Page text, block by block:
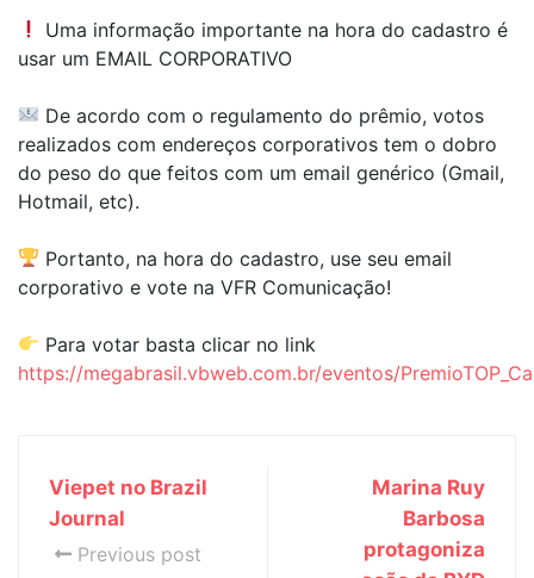
Uma informação importante na hora do cadastro é
usar um EMAIL CORPORATIVO
De acordo com o regulamento do prêmio, votos
realizados com endereços corporativos tem o dobro
do peso do que feitos com um email genérico (Gmail,
Hotmail, etc).
Portanto, na hora do cadastro, use seu email
corporativo e vote na VFR Comunicação!
Para votar basta clicar no link
https://megabrasil.vbweb.com.br/eventos/
Viepet no Brazil
Journal
Previous post
Marina Ruy
Barbosa
protagoniza